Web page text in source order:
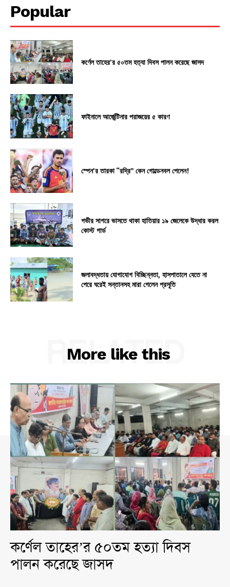
Popular
কর্ণেল তাহের’র ৫০তম হত্যা দিবস পালন করেছে জাসদ
ফাইনালে আর্জেন্টিনার পরাজয়ের ৫ কারণ
স্পেন’র তারকা “রদ্রি” কেন গোল্ডেনবল পেলেন!
গভীর সাগরে ভাসতে থাকা হাতিয়ার ১৯ জেলেকে উদ্ধার করল
কোস্ট গার্ড
জলাবদ্ধতায় যোগাযোগ বিচ্ছিন্নতা, হাসপাতালে যেতে না
পেরে ঘরেই সন্তানসহ মারা গেলেন প্রসূতি
More like this
RELATED
কর্ণেল তাহের’র ৫০তম হত্যা দিবস
পালন করেছে জাসদ